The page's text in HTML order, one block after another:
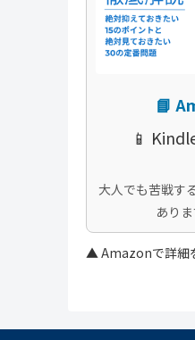
📘
📱
大人でも苦戦す
あり
▲ Amazonで詳細